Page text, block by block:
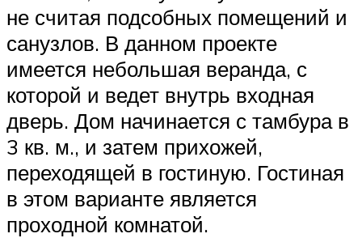
не считая подсобных помещений и
санузлов. В данном проекте
имеется небольшая веранда, с
которой и ведет внутрь входная
дверь. Дом начинается с тамбура в
3 кв. м., и затем прихожей,
переходящей в гостиную. Гостиная
в этом варианте является
проходной комнатой.